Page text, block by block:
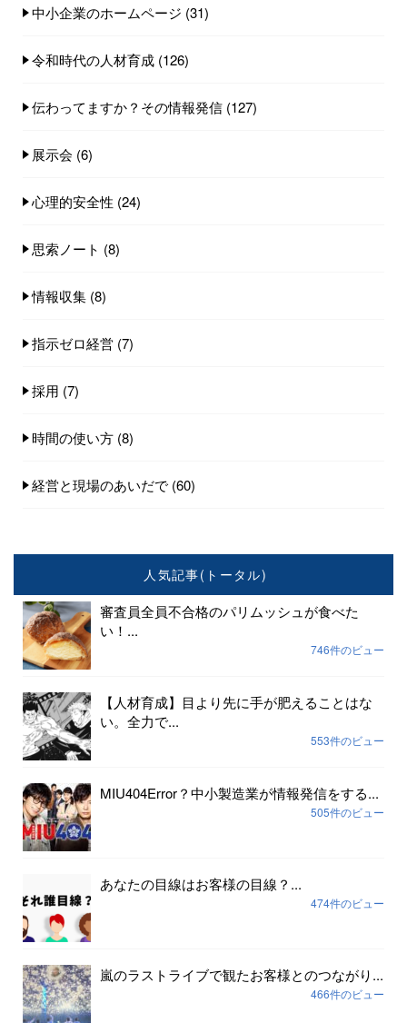
中小企業のホームページ (31)
令和時代の人材育成 (126)
伝わってますか？その情報発信 (127)
展示会 (6)
心理的安全性 (24)
思索ノート (8)
情報収集 (8)
指示ゼロ経営 (7)
採用 (7)
時間の使い方 (8)
経営と現場のあいだで (60)
人気記事(トータル)
審査員全員不合格のパリムッシュが食べた
い！...
746件のビュー
【人材育成】目より先に手が肥えることはな
い。全力で...
553件のビュー
MIU404Error？中小製造業が情報発信をする...
505件のビュー
あなたの目線はお客様の目線？...
474件のビュー
嵐のラストライブで観たお客様とのつながり...
466件のビュー